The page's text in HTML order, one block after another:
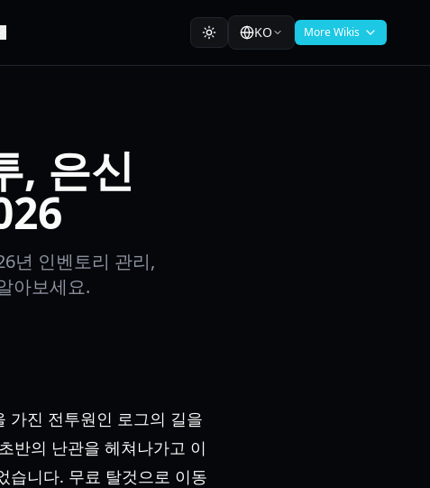
KO More Wikis
, 은신
년 인벤토리 관리,
아보세요.
가진 전투원인 로그의 길을
반의 난관을 헤쳐나가고 이
습니다. 무료 탈것으로 이동